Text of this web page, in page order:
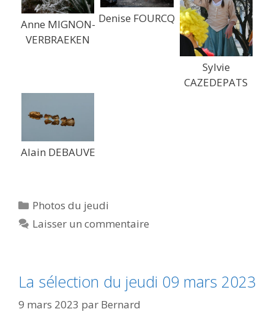
Anne MIGNON-
VERBRAEKEN
Denise FOURCQ
Sylvie
CAZEDEPATS
Alain DEBAUVE
Catégories
Photos du jeudi
Laisser un commentaire
La sélection du jeudi 09 mars 2023
9 mars 2023 par Bernard